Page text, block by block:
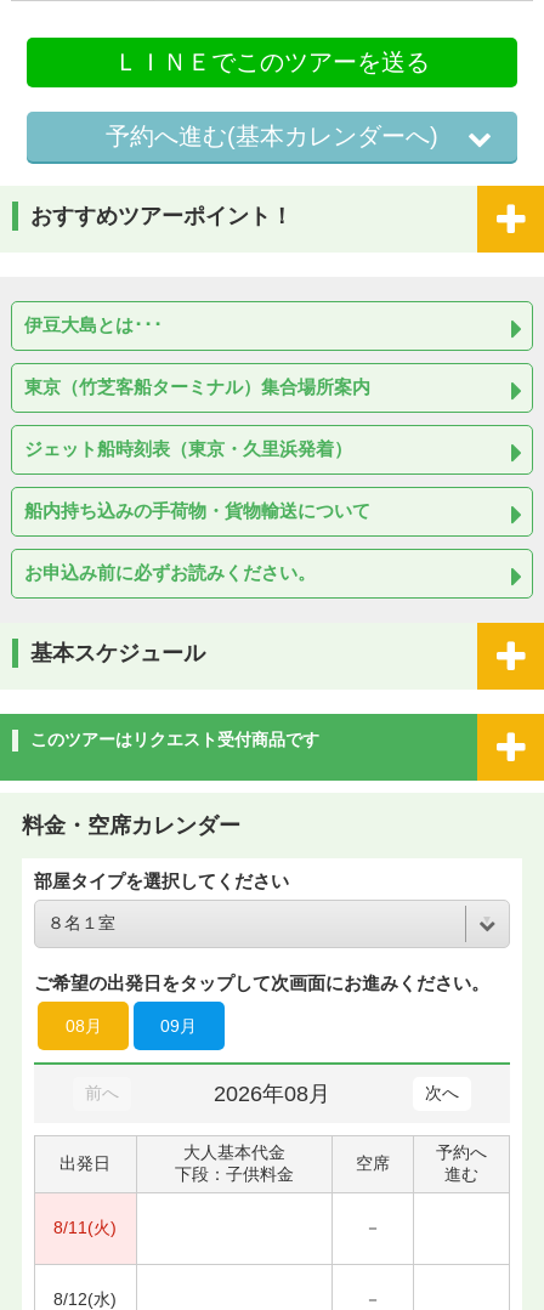
ＬＩＮＥでこのツアーを送る
予約へ進む(基本カレンダーへ)
おすすめツアーポイント！
伊豆大島とは･･･
東京（竹芝客船ターミナル）集合場所案内
ジェット船時刻表（東京・久里浜発着）
船内持ち込みの手荷物・貨物輸送について
お申込み前に必ずお読みください。
基本スケジュール
このツアーはリクエスト受付商品です
料金・空席カレンダー
部屋タイプを選択してください
ご希望の出発日をタップして次画面にお進みください。
08月 09月
前へ 2026年08月 次へ
出発日
大人基本代金
下段：子供料金
空席
予約へ
進む
8/11(火) －
8/12(水) －